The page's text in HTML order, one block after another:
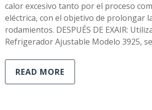
calor excesivo tanto por el proceso
eléctrica, con el objetivo de prolongar
rodamientos. DESPUÉS DE EXAIR:
Refrigerador Ajustable Modelo 3925,
READ MORE